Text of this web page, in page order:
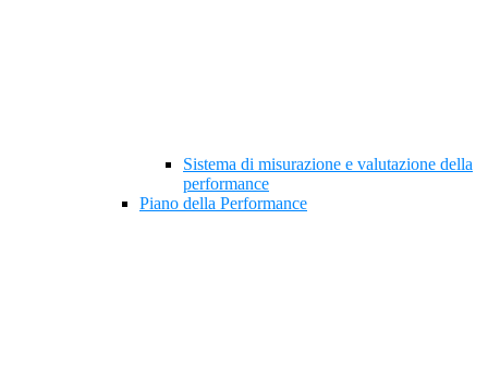
Sistema di misurazione e valutazione della
performance
Piano della Performance